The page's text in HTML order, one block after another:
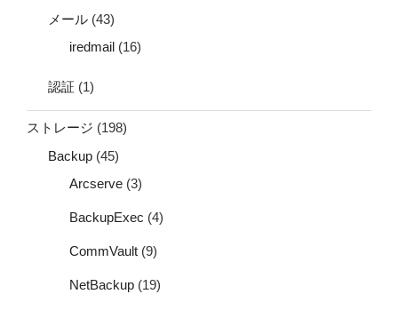
メール (43)
iredmail (16)
認証 (1)
ストレージ (198)
Backup (45)
Arcserve (3)
BackupExec (4)
CommVault (9)
NetBackup (19)